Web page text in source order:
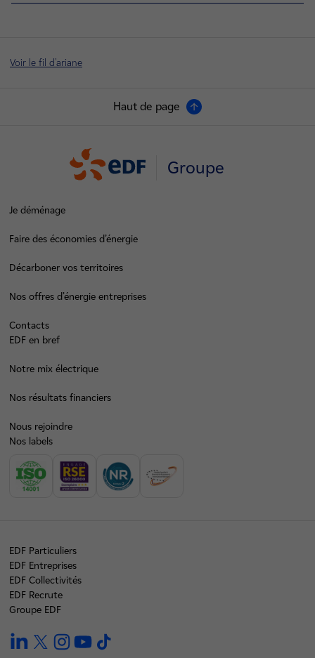
Voir le fil d'ariane
Haut de page
Groupe
Je déménage
Faire des économies d’énergie
Décarboner vos territoires
Nos offres d’énergie entreprises
Contacts
EDF en bref
Notre mix électrique
Nos résultats financiers
Nous rejoindre
Nos labels
EDF Particuliers
EDF Entreprises
EDF Collectivités
EDF Recrute
Groupe EDF
linkedintwitterinstagramyoutube